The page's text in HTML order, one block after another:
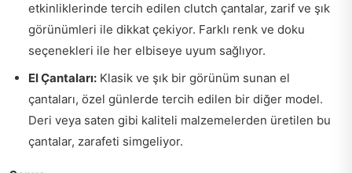
etkinliklerinde tercih edilen clutch çantalar, zarif ve şık
görünümleri ile dikkat çekiyor. Farklı renk ve doku
seçenekleri ile her elbiseye uyum sağlıyor.
El Çantaları: Klasik ve şık bir görünüm sunan el
çantaları, özel günlerde tercih edilen bir diğer model.
Deri veya saten gibi kaliteli malzemelerden üretilen bu
çantalar, zarafeti simgeliyor.